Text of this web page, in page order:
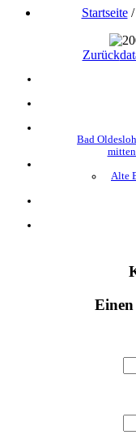
Startseite/
Zurück
Bad
Alte